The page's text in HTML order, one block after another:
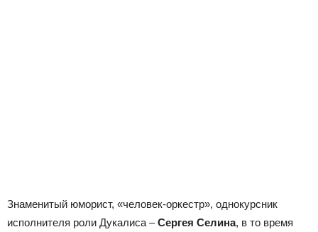
Знаменитый юморист, «человек-оркестр», однокурсник
исполнителя роли Дукалиса –Сергея Селина, в то время